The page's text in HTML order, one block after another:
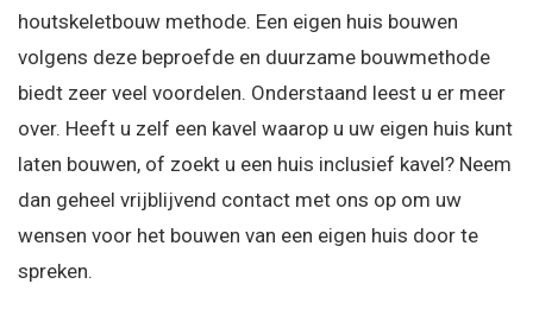
houtskeletbouw methode. Een eigen huis bouwen
volgens deze beproefde en duurzame bouwmethode
biedt zeer veel voordelen. Onderstaand leest u er meer
over. Heeft u zelf een kavel waarop u uw eigen huis kunt
laten bouwen, of zoekt u een huis inclusief kavel? Neem
dan geheel vrijblijvend contact met ons op om uw
wensen voor het bouwen van een eigen huis door te
spreken.